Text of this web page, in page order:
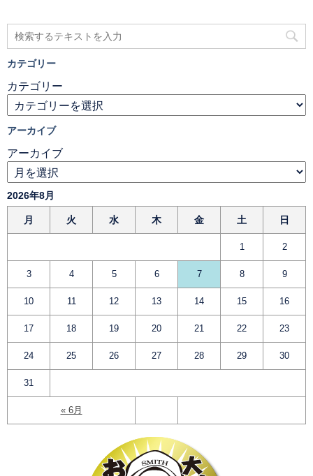
カテゴリー
カテゴリー
アーカイブ
アーカイブ
2026年8月
月 火 水 木 金 土 日
« 6月
1 2
3 4 5 6 7 8 9
10 11 12 13 14 15 16
17 18 19 20 21 22 23
24 25 26 27 28 29 30
31